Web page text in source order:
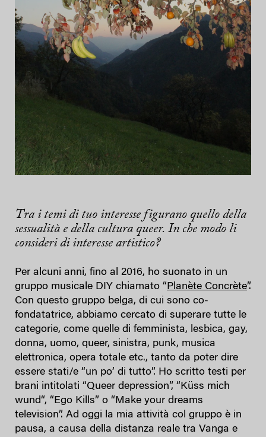
Tra i temi di tuo interesse figurano quello della
sessualità e della cultura queer. In che modo li
consideri di interesse artistico?
Per alcuni anni, fino al 2016, ho suonato in un
gruppo musicale DIY chiamato “Planète Concrète”.
Con questo gruppo belga, di cui sono co-
fondatatrice, abbiamo cercato di superare tutte le
categorie, come quelle di femminista, lesbica, gay,
donna, uomo, queer, sinistra, punk, musica
elettronica, opera totale etc., tanto da poter dire
essere stati/e “un po’ di tutto”. Ho scritto testi per
brani intitolati “Queer depression”, “Küss mich
wund“, “Ego Kills” o “Make your dreams
television”. Ad oggi la mia attività col gruppo è in
pausa, a causa della distanza reale tra Vanga e